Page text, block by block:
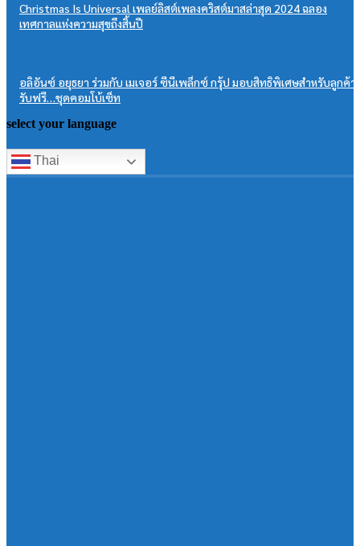
Christmas Is Universal เพลย์ลิสต์เพลงคริสต์มาสล่าสุด 2024 ฉลอง
เทศกาลแห่งความสุขถึงสิ้นปี
อลิอันซ์ อยุธยา ร่วมกับ เมเจอร์ ซีนีเพล็กซ์ กรุ้ป มอบสิทธิพิเศษสำหรับลูกค้า
รับฟรี…ชุดคอมโบ้เซ็ท
select your language
Thai